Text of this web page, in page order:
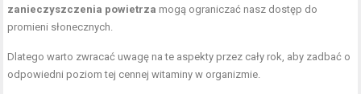
zanieczyszczenia powietrza mogą ograniczać nasz dostęp do
promieni słonecznych.
Dlatego warto zwracać uwagę na te aspekty przez cały rok, aby zadbać o
odpowiedni poziom tej cennej witaminy w organizmie.